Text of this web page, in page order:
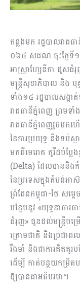
កន្លងមក រដ្ឋបាលរា
០៦៤ សជណ ចុះថ្ងៃទី១
អាស្ត្រាហ្សែនីកា ដូស
មន្ត្រីសុខាភិបាល និង បុ
ទាំង១៤ រដ្ឋបាលសង្កា
រាជធានីភ្នំពេញ ព្រម
រាជធានីភ្នំពេញរួចមក
នៃការប្រយុទ្ធ និងទប់ស្
មកពីមេរោគ កូវីដបំប្លែ
(Delta) ដែលបាននិង
នៃប្រទេសក្នុងតំបន់អា
ព្រំដែនកម្ពុជា-ថៃ សម្ត
បន្ថែមនូវ «យុទ្ធនាក
ជំរុញ» ជូនដល់មន្ត្រីបម្រ
ក្រោមជាតិ និងប្រជាព
រឹងមាំ និងជាការគិតគូ
ដើម្បី កាត់បន្ថយកម្រិ
ឱ្យបានជាអតិបរមា។